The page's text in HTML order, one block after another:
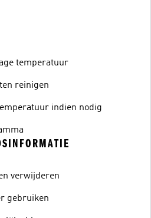
temperatuur
reinigen
indien nodig
verwijderen
gebruiken